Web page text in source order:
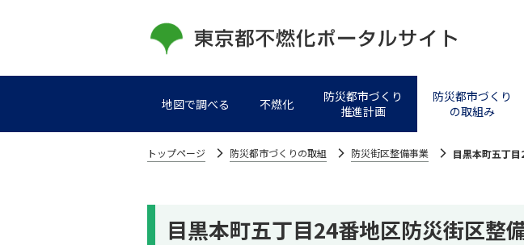
地図で調べる 不燃化
防災都市づくり
推進計画
防災都市づくり
の取組み
トップページ 防災都市づくりの取組 防災街区整備事業 ⽬黒本町五丁
⽬黒本町五丁⽬24番地区防災街区整